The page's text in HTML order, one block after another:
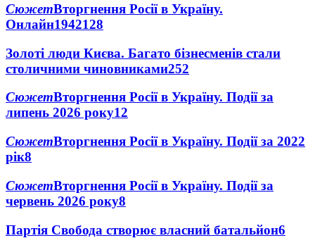
СюжетВторгнення Росії в Україну.
Онлайн1942128
Золоті люди Києва. Багато бізнесменів стали
столичними чиновниками252
СюжетВторгнення Росії в Україну. Події за
липень 2026 року12
СюжетВторгнення Росії в Україну. Події за 2022
рік8
СюжетВторгнення Росії в Україну. Події за
червень 2026 року8
Партія Свобода створює власний батальйон6